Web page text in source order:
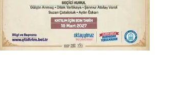
Serbest piyasada döviz fiyatları
Serbest piyasada altın fiyatları...